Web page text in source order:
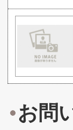
お問